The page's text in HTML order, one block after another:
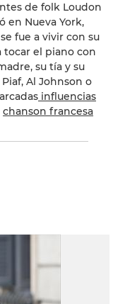
de folk Loudon
en Nueva York,
fue a vivir con su
tocar el piano con
su tía y su
Al Johnson o
influencias
chanson francesa